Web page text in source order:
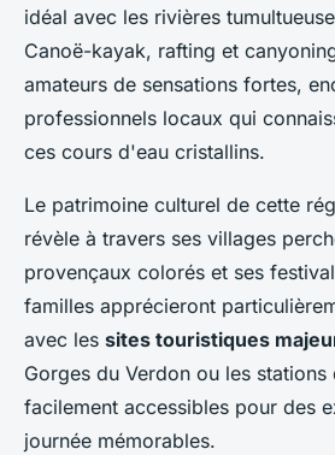
idéal avec les rivières
Canoë-kayak, rafting et
amateurs de sensations fortes,
professionnels locaux qui
ces cours d'eau cristallins.
Le patrimoine culturel de cette
révèle à travers ses villages
provençaux colorés et ses
familles apprécieront
avec les sites touristiques
Gorges du Verdon ou les stations
facilement accessibles pour des
journée mémorables.